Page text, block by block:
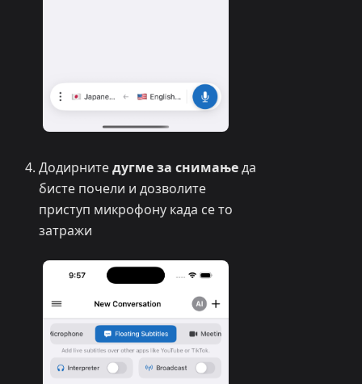
Додирнитедугме за снимањеда
бисте почели и дозволите
приступ микрофону када се то
затражи